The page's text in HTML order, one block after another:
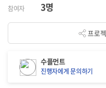
참여자 3명
프로
수플먼트
진행자에게 문의하기